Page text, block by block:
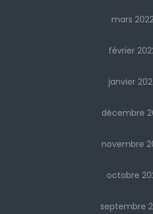
mars
février
janvier
décembre
novembre
octobre
septembre